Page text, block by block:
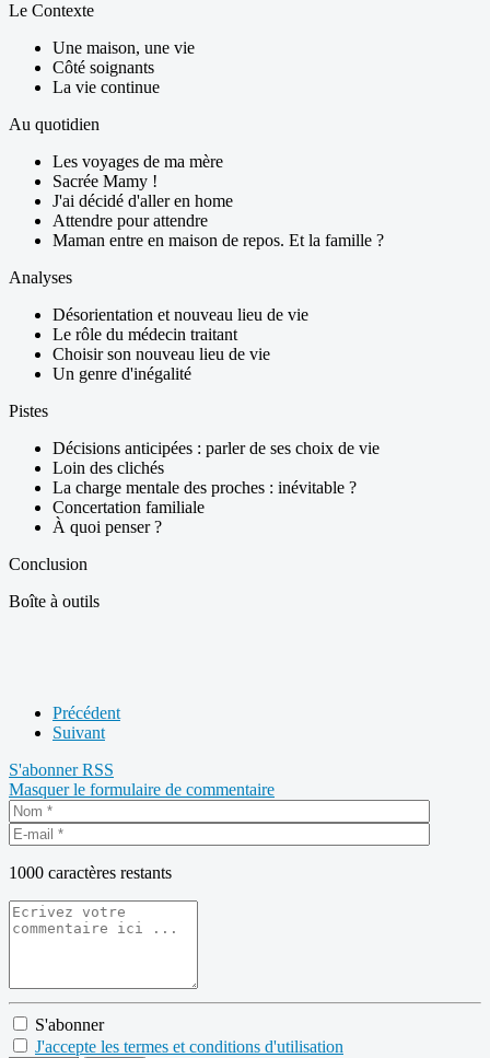
Le Contexte
Une maison, une vie
Côté soignants
La vie continue
Au quotidien
Les voyages de ma mère
Sacrée Mamy !
J'ai décidé d'aller en home
Attendre pour attendre
Maman entre en maison de repos. Et la famille ?
Analyses
Désorientation et nouveau lieu de vie
Le rôle du médecin traitant
Choisir son nouveau lieu de vie
Un genre d'inégalité
Pistes
Décisions anticipées : parler de ses choix de vie
Loin des clichés
La charge mentale des proches : inévitable ?
Concertation familiale
À quoi penser ?
Conclusion
Boîte à outils
Précédent
Suivant
S'abonnerRSS
Masquer le formulaire de commentaire
1000 caractères restants
S'abonner
J'accepte les termes et conditions d'utilisation